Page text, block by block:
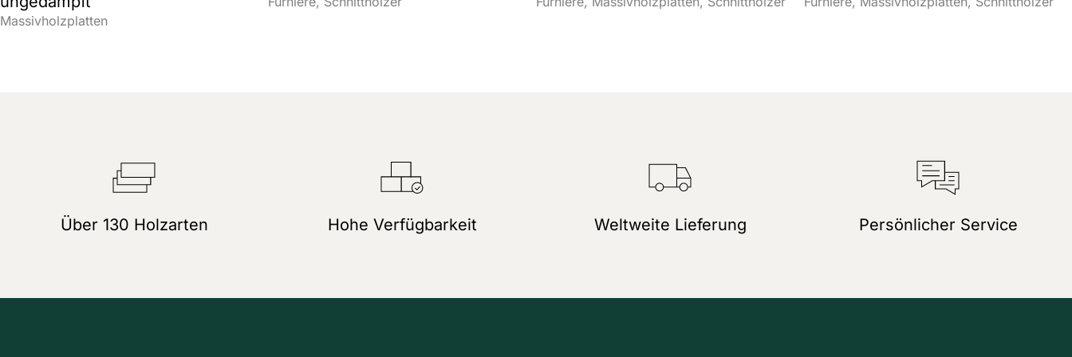
Massivholzplatten
Über 130 Holzarten Hohe Verfügbarkeit Weltweite Lieferung Persönlicher Service